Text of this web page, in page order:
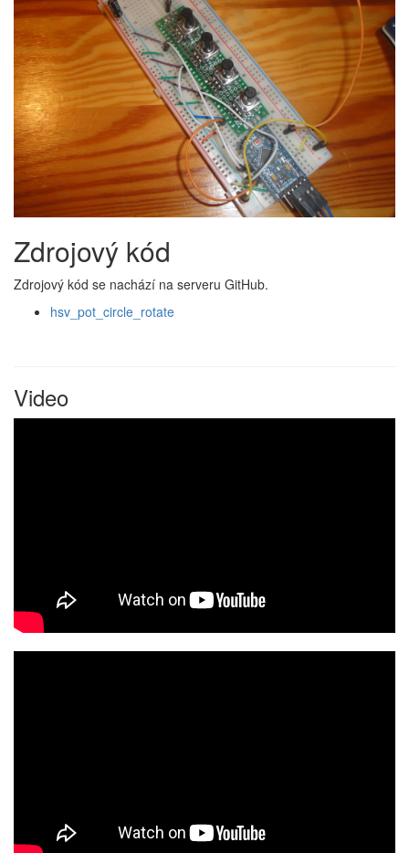
Zdrojový kód
Zdrojový kód se nachází na serveru GitHub.
hsv_pot_circle_rotate
Video